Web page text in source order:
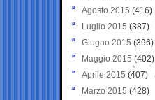
Agosto 2015 (416)
Luglio 2015 (387)
Giugno 2015 (396)
Maggio 2015 (402)
Aprile 2015 (407)
Marzo 2015 (428)